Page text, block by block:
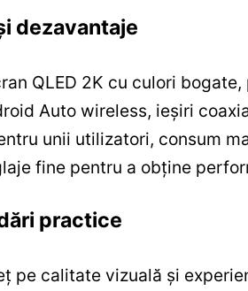
dezavantaje
QLED 2K cu culori
Auto wireless, ieșiri
unii utilizatori, consum
fine pentru a obține
practice
pe calitate vizuală și